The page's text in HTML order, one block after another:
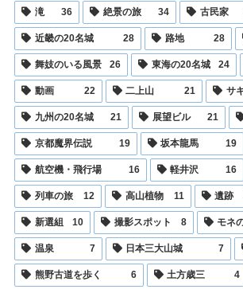
滝 36 絶景の旅 34 古民家
近畿の20名城 28 路地 28
舞妓のいる風景 26 東海の20名城 24
動画 22 二上山 21 サ
九州の20名城 21 展望ビル 21
京都魔界伝説 19 坂本龍馬 19
航空機・飛行場 16 軽井沢 16
列車の旅 12 高山植物 11 遺跡
新選組 10 撮影スポット 8 モネ
温泉 7 日本三大山城 7
熊野古道を歩く 6 土方歳三 4